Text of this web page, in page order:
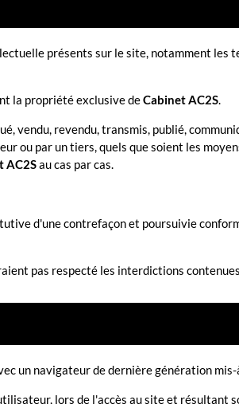
présents sur le site, notamment les
la propriété exclusive deCabinet AC2S.
vendu, revendu, transmis, publié,
ou par un tiers, quels que soient les
AC2Sau cas par cas.
d'une contrefaçon et poursuivie
pas respecté les interdictions
un navigateur de dernière génération
lors de l'accès au site et résultant